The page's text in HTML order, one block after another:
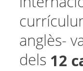
anglès-
dels 12